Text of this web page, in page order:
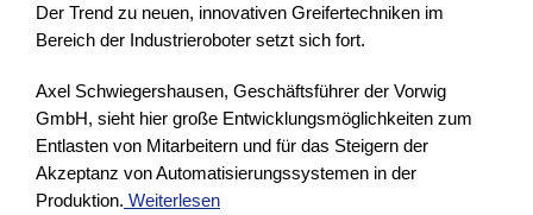
Der Trend zu neuen, innovativen Greifertechniken im
Bereich der Industrieroboter setzt sich fort.
Axel Schwiegershausen, Geschäftsführer der Vorwig
GmbH, sieht hier große Entwicklungsmöglichkeiten zum
Entlasten von Mitarbeitern und für das Steigern der
Akzeptanz von Automatisierungssystemen in der
Produktion. Weiterlesen